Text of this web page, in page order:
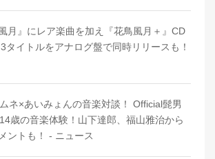
月』にレア楽曲を加え『花鳥風月＋』CD
タイトルをアナログ盤で同時リリースも！
ネ×あいみょんの音楽対談！ Official髭男
歳の音楽体験！山下達郎、福山雅治から
ントも！ - ニュース